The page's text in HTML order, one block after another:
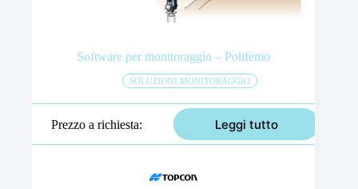
Software per monitoraggio – Polifemo
SOLUZIONI MONITORAGGIO
Prezzo a richiesta Leggi tutto